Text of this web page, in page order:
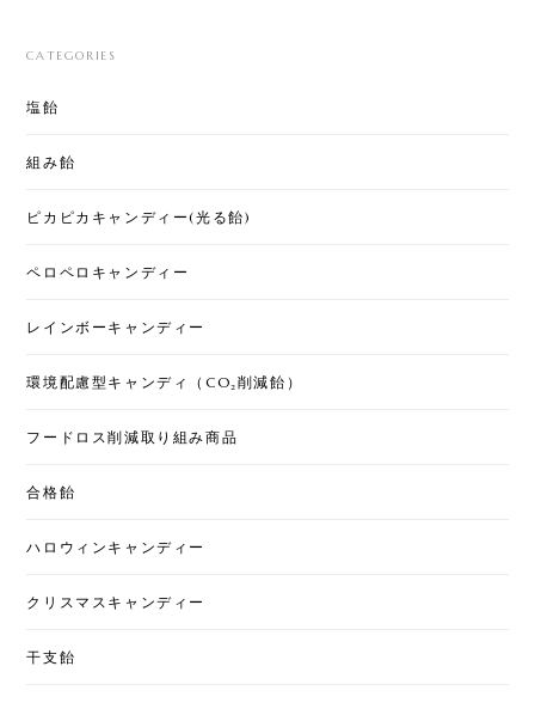
CATEGORIES
塩飴
組み飴
ピカピカキャンディー(光る飴)
ペロペロキャンディー
レインボーキャンディー
環境配慮型キャンディ（CO₂削減飴）
フードロス削減取り組み商品
合格飴
ハロウィンキャンディー
クリスマスキャンディー
干支飴